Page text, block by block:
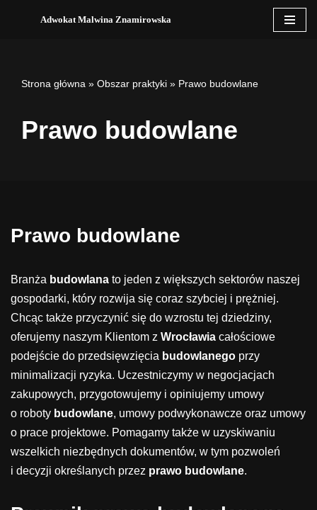
treści
Adwokat Malwina Znamirowska
Strona główna » Obszar praktyki » Prawo budowlane
Prawo budowlane
Prawo budowlane
Branża budowlana to jeden z większych sektorów naszej
gospodarki, który rozwija się coraz szybciej i prężniej.
Chcąc także przyczynić się do wzrostu tej dziedziny,
oferujemy naszym Klientom z Wrocławia całościowe
podejście do przedsięwzięcia budowlanego przy
minimalizacji ryzyka. Uczestniczymy w negocjacjach
zakupowych, przygotowujemy i opiniujemy umowy
o roboty budowlane, umowy podwykonawcze oraz umowy
o prace projektowe. Pomagamy także w uzyskiwaniu
wszelkich niezbędnych dokumentów, w tym pozwoleń
i decyzji określanych przez prawo budowlane.